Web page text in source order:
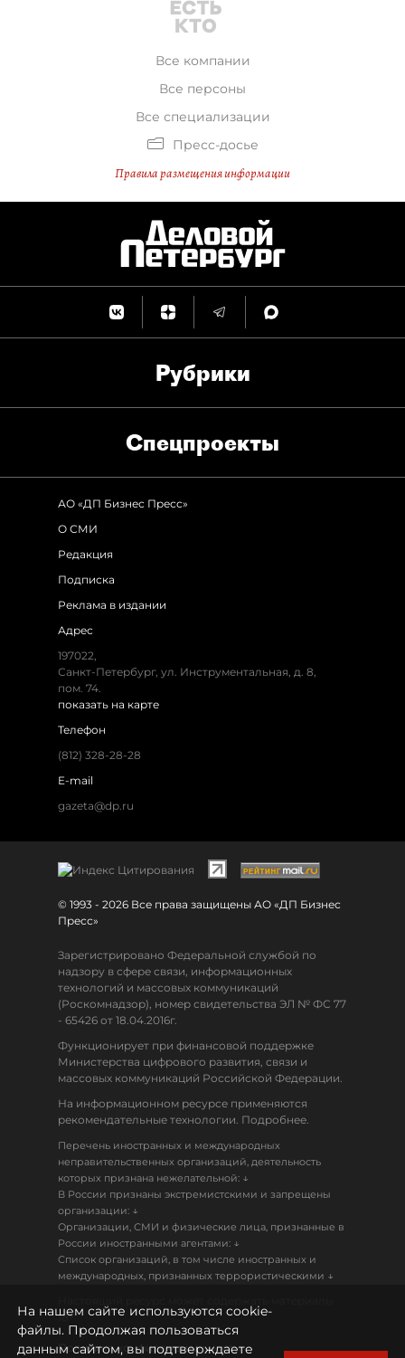
Все компании
Все персоны
Все специализации
Пресс-досье
Правила размещения информации
Рубрики
Спец­проекты
АО «ДП Бизнес Пресс»
О СМИ
Редакция
Подписка
Реклама в издании
Адрес
197022,
Санкт-Петербург, ул. Инструментальная, д. 8,
пом. 74.
показать на карте
Телефон
(812) 328-28-28
E-mail
gazeta@dp.ru
© 1993 - 2026 Все права защищены АО «ДП Бизнес
Пресс»
Зарегистрировано Федеральной службой по
надзору в сфере связи, информационных
технологий и массовых коммуникаций
(Роскомнадзор), номер свидетельства ЭЛ № ФС 77
- 65426 от 18.04.2016г.
Функционирует при финансовой поддержке
Министерства цифрового развития, связи и
массовых коммуникаций Российской Федерации.
На информационном ресурсе применяются
рекомендательные технологии. Подробнее.
Перечень иностранных и международных
неправительственных организаций, деятельность
которых признана нежелательной: ↓
В России признаны экстремистскими и запрещены
организации: ↓
Организации, СМИ и физические лица, признанные в
России иностранными агентами: ↓
Список организаций, в том числе иностранных и
международных, признанных террористическими ↓
18+
Политика конфиденциальности
На нашем сайте используются cookie-
файлы. Продолжая пользоваться
данным сайтом, вы подтверждаете